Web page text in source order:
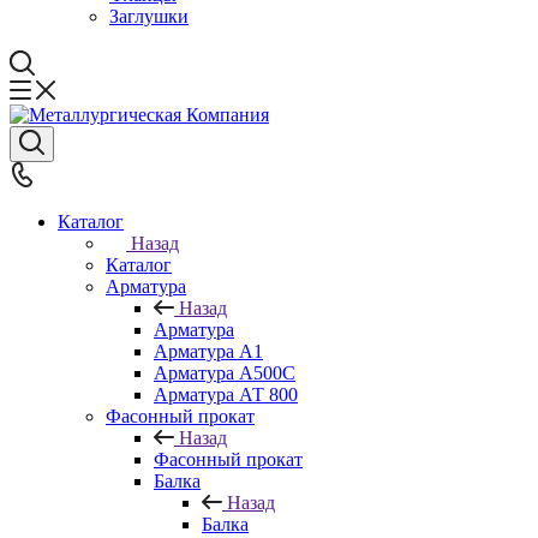
Заглушки
Каталог
Назад
Каталог
Арматура
Назад
Арматура
Арматура А1
Арматура А500С
Арматура АТ 800
Фасонный прокат
Назад
Фасонный прокат
Балка
Назад
Балка